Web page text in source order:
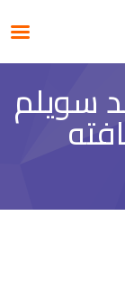
سويلم